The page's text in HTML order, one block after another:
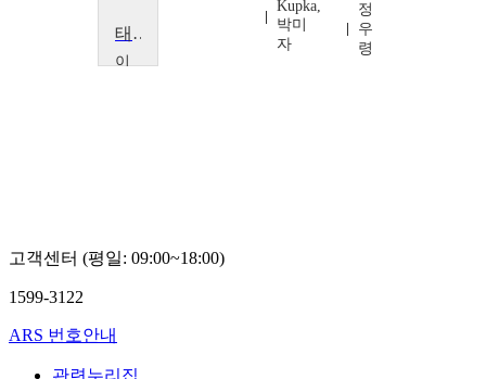
민
Kupka,
박미
자
정
우
령
태교음악회
이
료
재
고객센터 (평일: 09:00~18:00)
1599-3122
ARS 번호안내